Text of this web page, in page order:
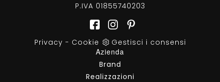
P.IVA 01855740203
Privacy - Cookie
Gestisci i consensi
Azienda
Brand
Realizzazioni